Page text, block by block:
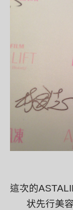
這次的
状先行美